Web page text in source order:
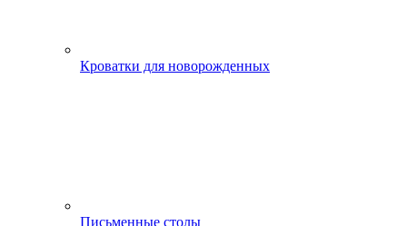
Кроватки для новорожденных
Письменные столы